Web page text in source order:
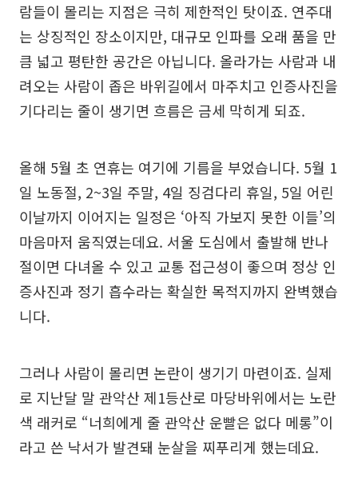
람들이 몰리는 지점은 극히 제한적인 탓이죠. 연주대
는 상징적인 장소이지만, 대규모 인파를 오래 품을 만
큼 넓고 평탄한 공간은 아닙니다. 올라가는 사람과 내
려오는 사람이 좁은 바위길에서 마주치고 인증사진을
기다리는 줄이 생기면 흐름은 금세 막히게 되죠.
올해 5월 초 연휴는 여기에 기름을 부었습니다. 5월 1
일 노동절, 2~3일 주말, 4일 징검다리 휴일, 5일 어린
이날까지 이어지는 일정은 ‘아직 가보지 못한 이들’의
마음마저 움직였는데요. 서울 도심에서 출발해 반나
절이면 다녀올 수 있고 교통 접근성이 좋으며 정상 인
증사진과 정기 흡수라는 확실한 목적지까지 완벽했습
니다.
그러나 사람이 몰리면 논란이 생기기 마련이죠. 실제
로 지난달 말 관악산 제1등산로 마당바위에서는 노란
색 래커로 “너희에게 줄 관악산 운빨은 없다 메롱”이
라고 쓴 낙서가 발견돼 눈살을 찌푸리게 했는데요.